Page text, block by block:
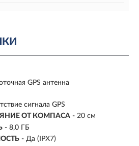
GPS антенна
сигнала GPS
ОТ КОМПАСА - 20 см
- 8,0 ГБ
- Да (IPX7)